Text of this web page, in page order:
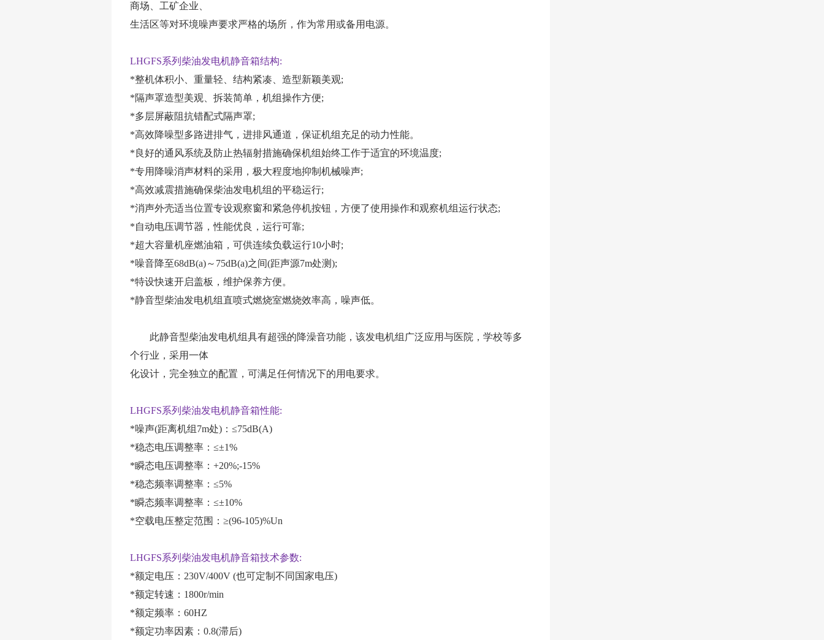
商场、工矿企业、
生活区等对环境噪声要求严格的场所，作为常用或备用电源。
LHGFS系列柴油发电机静音箱结构:
*整机体积小、重量轻、结构紧凑、造型新颖美观;
*隔声罩造型美观、拆装简单，机组操作方便;
*多层屏蔽阻抗错配式隔声罩;
*高效降噪型多路进排气，进排风通道，保证机组充足的动力性能。
*良好的通风系统及防止热辐射措施确保机组始终工作于适宜的环境温度;
*专用降噪消声材料的采用，极大程度地抑制机械噪声;
*高效减震措施确保柴油发电机组的平稳运行;
*消声外壳适当位置专设观察窗和紧急停机按钮，方便了使用操作和观察机组运行状态;
*自动电压调节器，性能优良，运行可靠;
*超大容量机座燃油箱，可供连续负载运行10小时;
*噪音降至68dB(a)～75dB(a)之间(距声源7m处测);
*特设快速开启盖板，维护保养方便。
*静音型柴油发电机组直喷式燃烧室燃烧效率高，噪声低。
此静音型柴油发电机组具有超强的降澡音功能，该发电机组广泛应用与医院，学校等多
个行业，采用一体
化设计，完全独立的配置，可满足任何情况下的用电要求。
LHGFS系列柴油发电机静音箱性能:
*噪声(距离机组7m处)：≤75dB(A)
*稳态电压调整率：≤±1%
*瞬态电压调整率：+20%;-15%
*稳态频率调整率：≤5%
*瞬态频率调整率：≤±10%
*空载电压整定范围：≥(96-105)%Un
LHGFS系列柴油发电机静音箱技术参数:
*额定电压：230V/400V (也可定制不同国家电压)
*额定转速：1800r/min
*额定频率：60HZ
*额定功率因素：0.8(滞后)